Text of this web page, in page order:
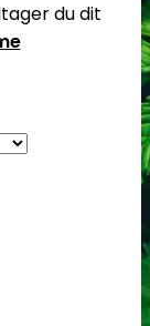
du dit